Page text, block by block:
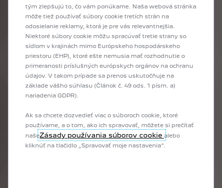
Štandardný pohon
Lesklá maska chladiča
Bez zadnej parkovacej kamery
Bez trakčnej batérie
Predné stierače
Manuálna parkovacia brzda
SANS EMPATTEMENT
Bez obloženia nákladného priestoru
Bez ťažného zariadenia
Klimatizácia
Zatvorená jednoduchá kabína
Vykurovanie
tým zlepšujú to, čo vám ponúkame. Naša webová stránka
môže tiež používať súbory cookie tretích strán na
odosielanie reklamy, ktorá je pre vás relevantnejšia.
Niektoré súbory cookie môžu spracúvať tretie strany so
sídlom v krajinách mimo Európskeho hospodárskeho
priestoru (EHP), ktoré ešte nemusia mať rozhodnutie o
primeranosti príslušných európskych orgánov na ochranu
údajov. V takom prípade sa prenos uskutočňuje na
základe vášho súhlasu (Článok č. 49 ods. 1 písm. a)
nariadenia GDPR).
Ak sa chcete dozvedieť viac o súboroch cookie, ktoré
používame, a o tom, ako ich spravovať, môžete si prečítať
našeZásady používania súborov cookie alebo
kliknúť na tlačidlo „Spravovať moje nastavenia“.